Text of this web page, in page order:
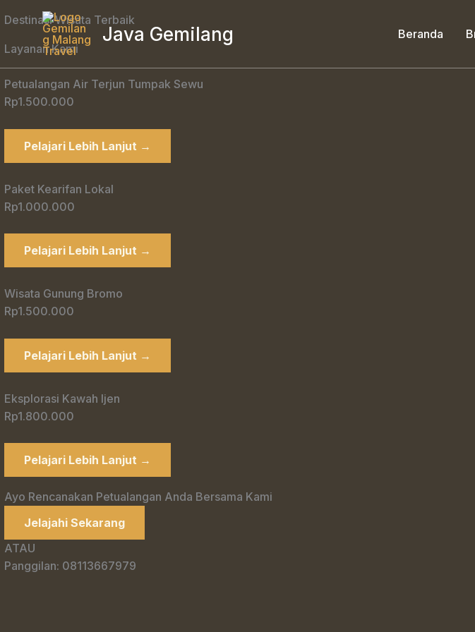
to
content
Java Gemilang Beranda
Destinasi Wisata Terbaik
Layanan Kami
Petualangan Air Terjun Tumpak Sewu
Rp1.500.000
Pelajari Lebih Lanjut →
Paket Kearifan Lokal
Rp1.000.000
Pelajari Lebih Lanjut →
Wisata Gunung Bromo
Rp1.500.000
Pelajari Lebih Lanjut →
Eksplorasi Kawah Ijen
Rp1.800.000
Pelajari Lebih Lanjut →
Ayo Rencanakan Petualangan Anda Bersama Kami
Jelajahi Sekarang
ATAU
Panggilan: 08113667979